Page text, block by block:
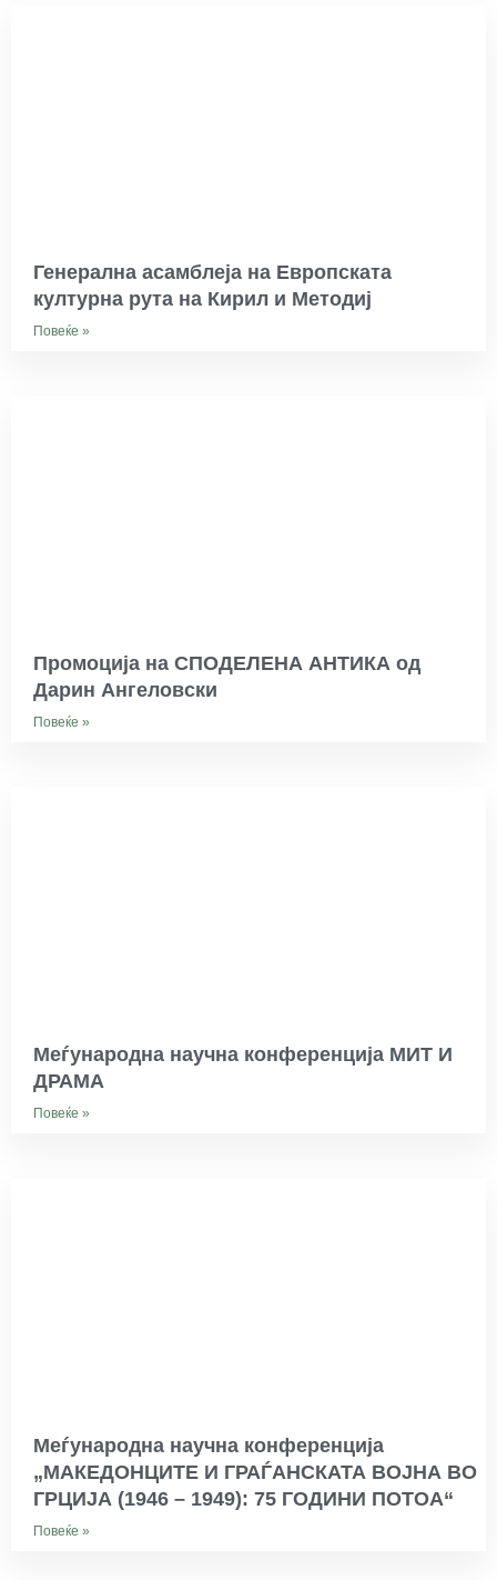
Генерална асамблеја на Европската
културна рута на Кирил и Методиј
Повеќе »
Промоција на СПОДЕЛЕНА АНТИКА од
Дарин Ангеловски
Повеќе »
Меѓународна научна конференција МИТ И
ДРАМА
Повеќе »
Меѓународна научна конференција
„МАКЕДОНЦИТЕ И ГРАЃАНСКАТА ВОЈНА ВО
ГРЦИЈА (1946 – 1949): 75 ГОДИНИ ПОТОА“
Повеќе »